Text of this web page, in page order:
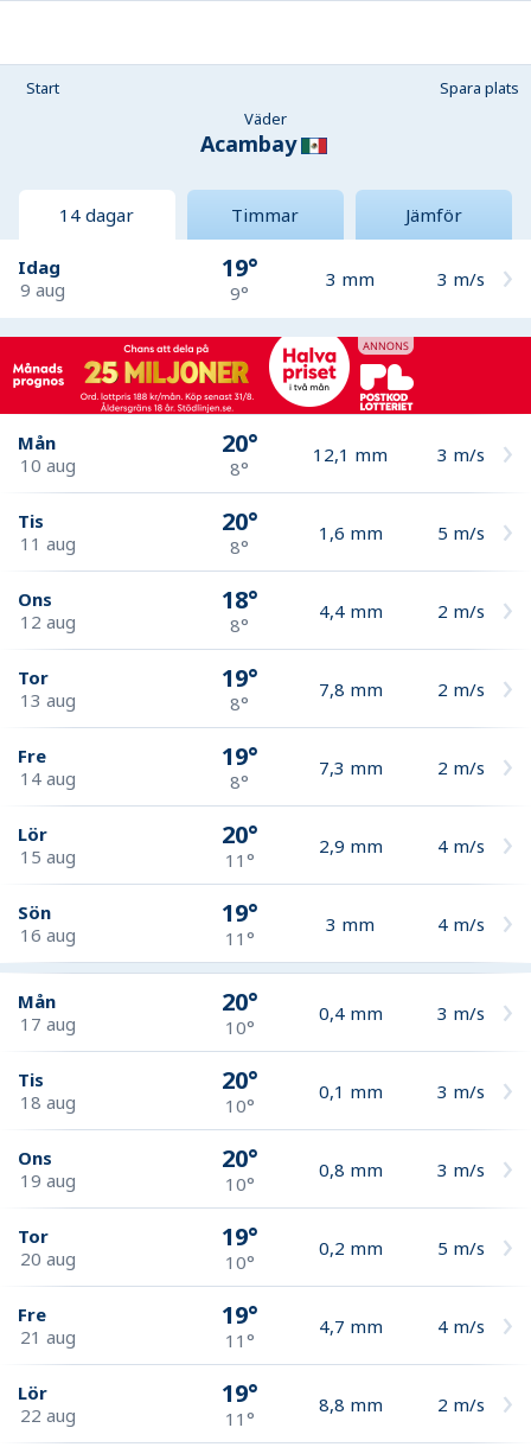
Start
Spara plats
Väder
Acambay
14 dagar Timmar Jämför
Idag
9 aug
19°
9°
3 mm 3 m/s
Mån
10 aug
20°
8°
12,1 mm 3 m/s
Tis
11 aug
20°
8°
1,6 mm 5 m/s
Ons
12 aug
18°
8°
4,4 mm 2 m/s
Tor
13 aug
19°
8°
7,8 mm 2 m/s
Fre
14 aug
19°
8°
7,3 mm 2 m/s
Lör
15 aug
20°
11°
2,9 mm 4 m/s
Sön
16 aug
19°
11°
3 mm 4 m/s
Mån
17 aug
20°
10°
0,4 mm 3 m/s
Tis
18 aug
20°
10°
0,1 mm 3 m/s
Ons
19 aug
20°
10°
0,8 mm 3 m/s
Tor
20 aug
19°
10°
0,2 mm 5 m/s
Fre
21 aug
19°
11°
4,7 mm 4 m/s
Lör
22 aug
19°
11°
8,8 mm 2 m/s